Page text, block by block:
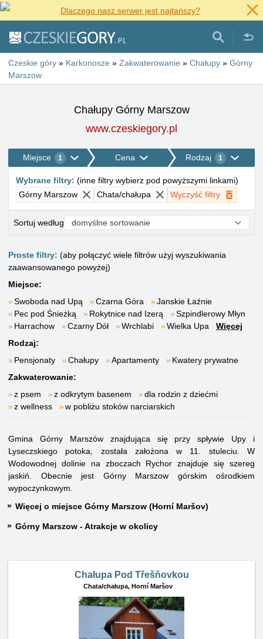
Dlaczego nasz serwer jest najtańszy?
Czeskie góry » Karkonosze » Zakwaterowanie » Chałupy » Górny
Marszow
Chałupy Górny Marszow
www.czeskiegory.pl
Miejsce 1 Cena Rodzaj 1
Wybrane filtry: (inne filtry wybierz pod powyższymi linkami)
Górny Marszow
Chata/chałupa Wyczyść filtry
Sortuj według
Proste filtry: (aby połączyć wiele filtrów użyj wyszukiwania
zaawansowanego powyżej)
Miejsce:
Swoboda nad Upą
Czarna Góra
Janskie Łaźnie
Pec pod Śnieżką
Rokytnice nad Izerą
Szpindlerowy Młyn
Harrachow
Czarny Dół Wrchlabi Wielka Upa
Więcej
Rodzaj:
Pensjonaty
Chałupy Apartamenty
Kwatery prywatne
Zakwaterowanie:
z psem
z odkrytym basenem
dla rodzin z dziećmi
z wellness
w pobliżu stoków narciarskich
Gmina Górny Marszów znajdująca się przy spływie Upy i
Lyseczskiego potoka, została założona w 11. stuleciu. W
Wodowodnej dolinie na zboczach Rychor znajduje się szereg
jaskiń. Obecnie jest Górny Marszow górskim ośrodkiem
wypoczynkowym.
Więcej o miejsce Górny Marszow (Horní Maršov)
Górny Marszow - Atrakcje w okolicy
Chałupa Pod Třešňovkou
Chata/chałupa, Horní Maršov